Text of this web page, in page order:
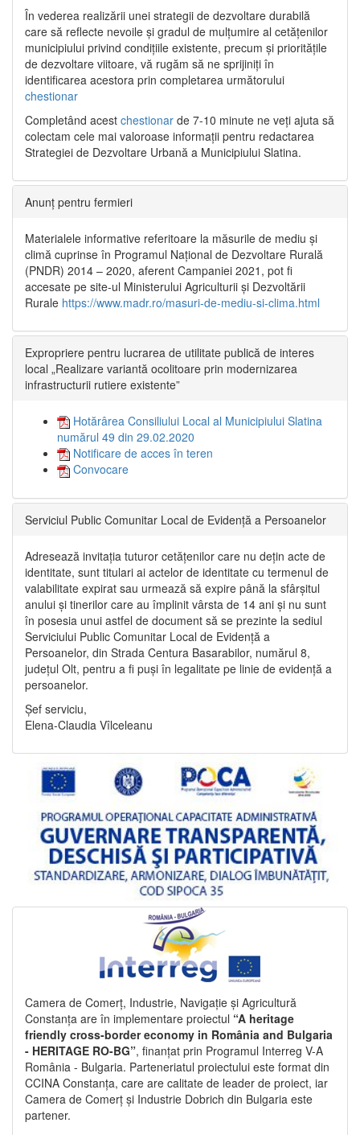
În vederea realizării unei strategii de dezvoltare durabilă
care să reflecte nevoile și gradul de mulțumire al cetățenilor
municipiului privind condițiile existente, precum și prioritățile
de dezvoltare viitoare, vă rugăm să ne sprijiniți în
identificarea acestora prin completarea următorului
chestionar
Completând acest chestionar de 7-10 minute ne veți ajuta să
colectam cele mai valoroase informații pentru redactarea
Strategiei de Dezvoltare Urbană a Municipiului Slatina.
Anunț pentru fermieri
Materialele informative referitoare la măsurile de mediu și
climă cuprinse în Programul Național de Dezvoltare Rurală
(PNDR) 2014 – 2020, aferent Campaniei 2021, pot fi
accesate pe site-ul Ministerului Agriculturii și Dezvoltării
Rurale https://www.madr.ro/masuri-de-mediu-si-clima.html
Expropriere pentru lucrarea de utilitate publică de interes
local „Realizare variantă ocolitoare prin modernizarea
infrastructurii rutiere existente”
Hotărârea Consiliului Local al Municipiului Slatina
numărul 49 din 29.02.2020
Notificare de acces în teren
Convocare
Serviciul Public Comunitar Local de Evidență a Persoanelor
Adresează invitația tuturor cetățenilor care nu dețin acte de
identitate, sunt titulari ai actelor de identitate cu termenul de
valabilitate expirat sau urmează să expire până la sfârșitul
anului și tinerilor care au împlinit vârsta de 14 ani și nu sunt
în posesia unui astfel de document să se prezinte la sediul
Serviciului Public Comunitar Local de Evidență a
Persoanelor, din Strada Centura Basarabilor, numărul 8,
județul Olt, pentru a fi puși în legalitate pe linie de evidență a
persoanelor.
Șef serviciu,
Elena-Claudia Vîlceleanu
Camera de Comerț, Industrie, Navigație și Agricultură
Constanța are în implementare proiectul “A heritage
friendly cross-border economy in România and Bulgaria
- HERITAGE RO-BG”, finanțat prin Programul Interreg V-A
România - Bulgaria. Parteneriatul proiectului este format din
CCINA Constanța, care are calitate de leader de proiect, iar
Camera de Comerț și Industrie Dobrich din Bulgaria este
partener.